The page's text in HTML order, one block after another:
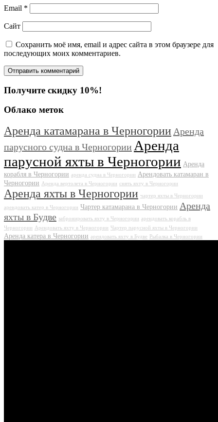
Email *
Сайт
Сохранить моё имя, email и адрес сайта в этом браузере для
последующих моих комментариев.
Получите скидку 10%!
Облако меток
Аренда катамарана в Черногории Аренда
парусного судна в Черногории Аренда
парусной яхты в Черногории Аренда
корабля в Черногории аренда судна в Черногории Арендовать катамаран в
Черногории Аренда вертолета в Черногории снять яхту в Черногории
Аренда яхты в Черногории чартер яхты в Черногории
арендовать катер в Черногории Чартер катамарана в Черногории Аренда
яхты в Будве забронировать яхту в Черногории арендовать корабль в
Черногории Арендовать яхту в Черногории Чартер парусной яхты в Черногории
Аренда катера в Черногории арендовать яхту в Будве Рыбалка в Черногории